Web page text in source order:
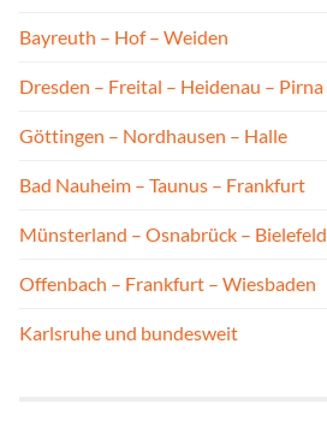
Bayreuth – Hof – Weiden
Dresden – Freital – Heidenau – Pirna
Göttingen – Nordhausen – Halle
Bad Nauheim – Taunus – Frankfurt
Münsterland – Osnabrück – Bielefeld
Offenbach – Frankfurt – Wiesbaden
Karlsruhe und bundesweit